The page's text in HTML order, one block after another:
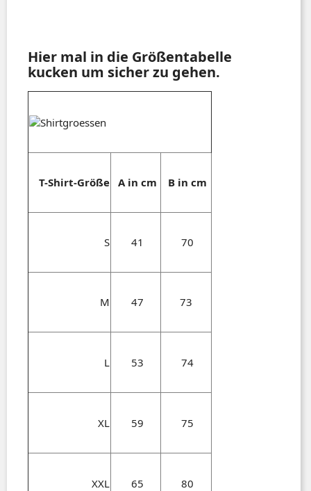
Hier mal in die Größentabelle
kucken um sicher zu gehen.
T-Shirt-Größe A in cm B in cm
S 41 70
M 47 73
L 53 74
XL 59 75
XXL 65 80